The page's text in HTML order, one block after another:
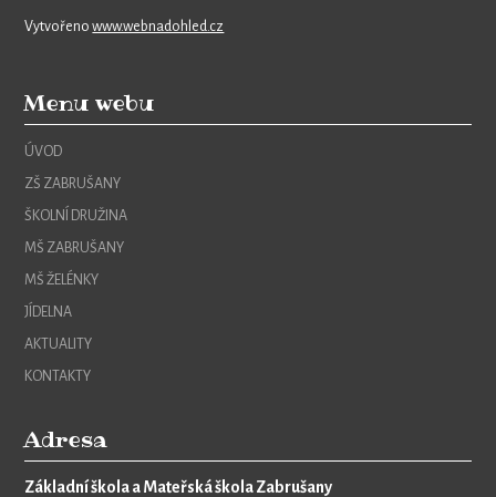
Vytvořenowww.webnadohled.cz
Menu webu
ÚVOD
ZŠ ZABRUŠANY
ŠKOLNÍ DRUŽINA
MŠ ZABRUŠANY
MŠ ŽELÉNKY
JÍDELNA
AKTUALITY
KONTAKTY
Adresa
Základní škola a Mateřská škola Zabrušany